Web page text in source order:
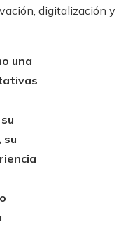
digitalización y
una
su